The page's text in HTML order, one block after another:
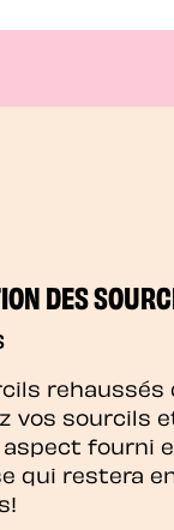
DES
rehaussés
vos sourcils
fourni
qui restera